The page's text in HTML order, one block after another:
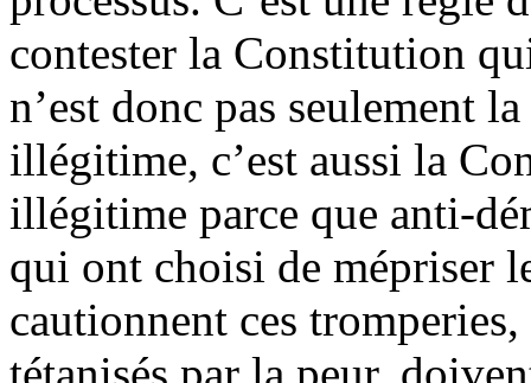
contester la Constitution
n’est donc pas seulement
illégitime, c’est aussi la
illégitime parce que anti-
qui ont choisi de mépriser
cautionnent ces
tétanisés par la peur,